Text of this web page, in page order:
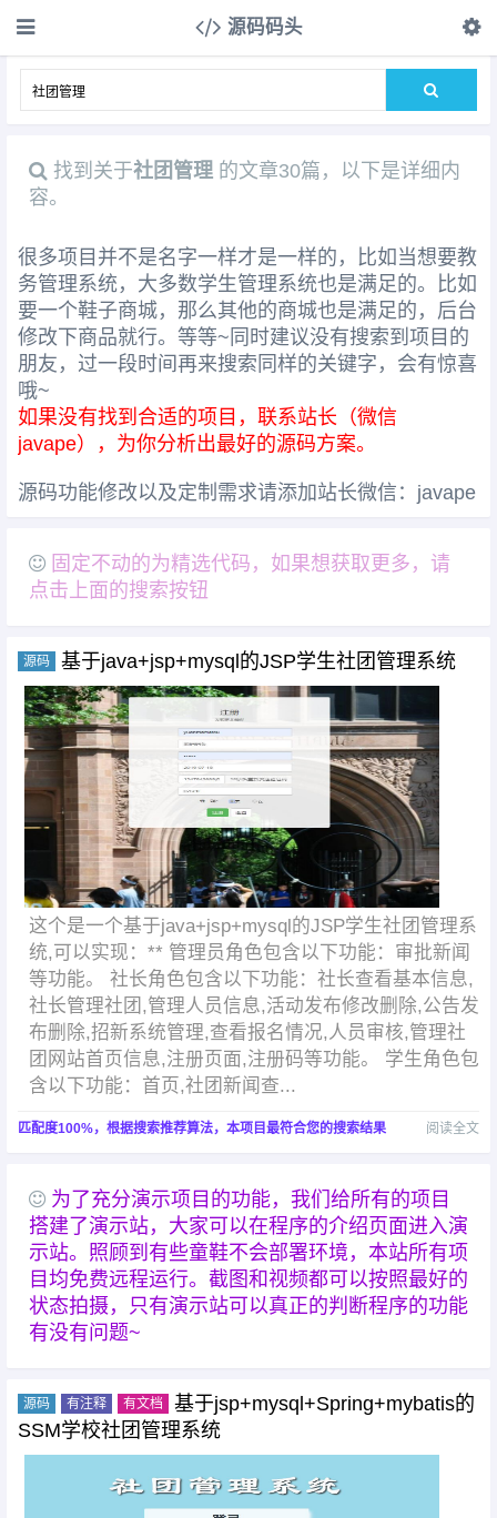
源码码头
找到关于社团管理 的文章30篇，以下是详细内
容。
很多项目并不是名字一样才是一样的，比如当想要教
务管理系统，大多数学生管理系统也是满足的。比如
要一个鞋子商城，那么其他的商城也是满足的，后台
修改下商品就行。等等~同时建议没有搜索到项目的
朋友，过一段时间再来搜索同样的关键字，会有惊喜
哦~
如果没有找到合适的项目，联系站长（微信
javape），为你分析出最好的源码方案。
源码功能修改以及定制需求请添加站长微信：javape
固定不动的为精选代码，如果想获取更多，请
点击上面的搜索按钮
源码 基于java+jsp+mysql的JSP学生社团管理系统
这个是一个基于java+jsp+mysql的JSP学生社团管理系
统,可以实现：** 管理员角色包含以下功能：审批新闻
等功能。 社长角色包含以下功能：社长查看基本信息,
社长管理社团,管理人员信息,活动发布修改删除,公告发
布删除,招新系统管理,查看报名情况,人员审核,管理社
团网站首页信息,注册页面,注册码等功能。 学生角色包
含以下功能：首页,社团新闻查...
匹配度100%，根据搜索推荐算法，本项目最符合您的搜索结果 阅读全文
为了充分演示项目的功能，我们给所有的项目
搭建了演示站，大家可以在程序的介绍页面进入演
示站。照顾到有些童鞋不会部署环境，本站所有项
目均免费远程运行。截图和视频都可以按照最好的
状态拍摄，只有演示站可以真正的判断程序的功能
有没有问题~
源码 有注释 有文档
基于jsp+mysql+Spring+mybatis的
SSM学校社团管理系统